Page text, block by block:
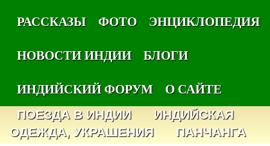
РАССКАЗЫ
ФОТО
ЭНЦИКЛОПЕДИЯ
НОВОСТИ ИНДИИ
БЛОГИ
ИНДИЙСКИЙ ФОРУМ
О САЙТЕ
ПОЕЗДА В ИНДИИ
ИНДИЙСКАЯ
ОДЕЖДА, УКРАШЕНИЯ
ПАНЧАНГА